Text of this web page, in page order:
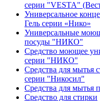
серии "VESTA"
Универсальное
Гель серии «Нико»
Универсальные
посуды "НИКО"
Средство моющее
серии "НИКО"
Средства для мытья
серии "Никосил"
Средства для мытья
Средство для стирки